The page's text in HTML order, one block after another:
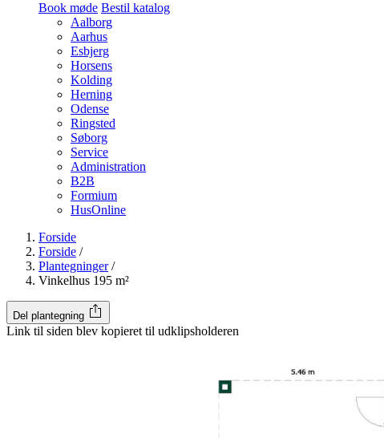
Book møde Bestil katalog
Aalborg
Aarhus
Esbjerg
Horsens
Kolding
Herning
Odense
Ringsted
Søborg
Service
Administration
B2B
Formium
HusOnline
Forside
Forside /
Plantegninger /
Vinkelhus 195 m²
Del plantegning
Link til siden blev kopieret til udklipsholderen